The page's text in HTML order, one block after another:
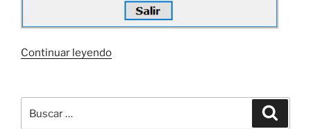
Continuar leyendo«Saber
de
por: